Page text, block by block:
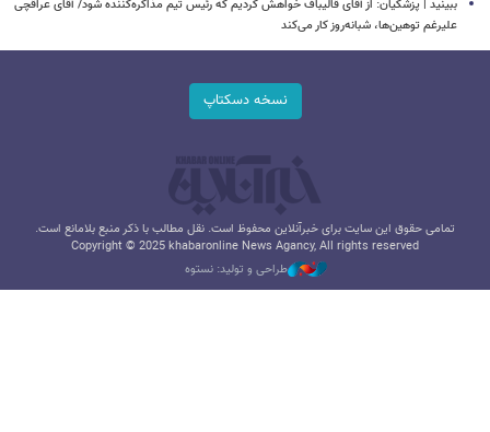
ببینید | پزشکیان: از آقای قالیباف خواهش کردیم که رئیس تیم مذاکره‌کننده شود/ آقای عراقچی
علیرغم توهین‌ها، شبانه‌روز کار می‌کند
نسخه دسکتاپ
تمامی حقوق این سایت برای خبرآنلاین محفوظ است. نقل مطالب با ذکر منبع بلامانع است.
Copyright © 2025 khabaronline News Agancy, All rights reserved
طراحی و تولید: نستوه